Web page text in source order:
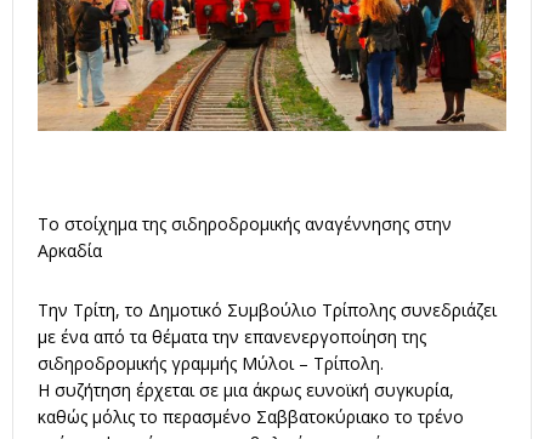
Το στοίχημα της σιδηροδρομικής αναγέννησης στην
Αρκαδία
Την Τρίτη, το Δημοτικό Συμβούλιο Τρίπολης συνεδριάζει
με ένα από τα θέματα την επανενεργοποίηση της
σιδηροδρομικής γραμμής Μύλοι – Τρίπολη.
Η συζήτηση έρχεται σε μια άκρως ευνοϊκή συγκυρία,
καθώς μόλις το περασμένο Σαββατοκύριακο το τρένο